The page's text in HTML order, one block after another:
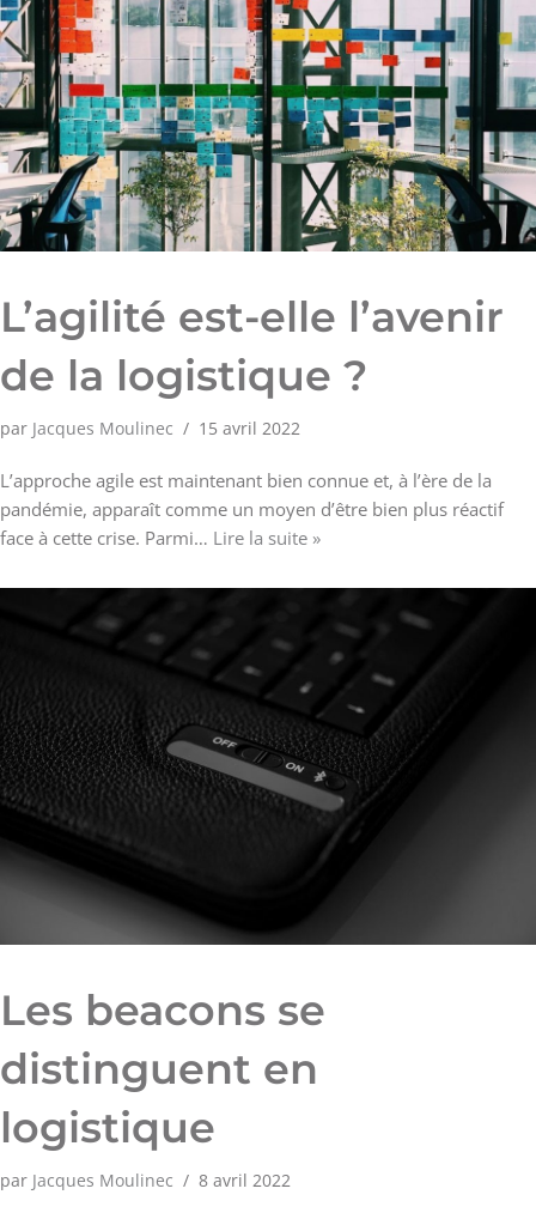
L’agilité est-elle l’avenir
de la logistique ?
par Jacques Moulinec 15 avril 2022
L’approche agile est maintenant bien connue et, à l’ère de la
pandémie, apparaît comme un moyen d’être bien plus réactif
face à cette crise. Parmi… Lire la suite »
Les beacons se
distinguent en
logistique
par Jacques Moulinec 8 avril 2022